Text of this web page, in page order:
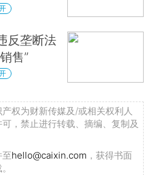
反垄断法
售”
权为财新传媒及/或相关权利人
，禁止进行转载、摘编、复制及
hello@caixin.com ，获得书面